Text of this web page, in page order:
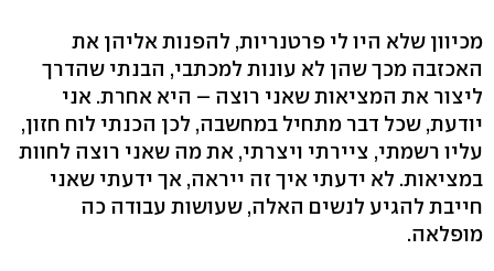
מכיוון שלא היו לי פרטנריות, להפנות אליהן את
האכזבה מכך שהן לא עונות למכתבי, הבנתי שהדרך
ליצור את המציאות שאני רוצה – היא אחרת. אני
יודעת, שכל דבר מתחיל במחשבה, לכן הכנתי לוח חזון,
עליו רשמתי, ציירתי ויצרתי, את מה שאני רוצה לחוות
במציאות. לא ידעתי איך זה ייראה, אך ידעתי שאני
חייבת להגיע לנשים האלה, שעושות עבודה כה
מופלאה.